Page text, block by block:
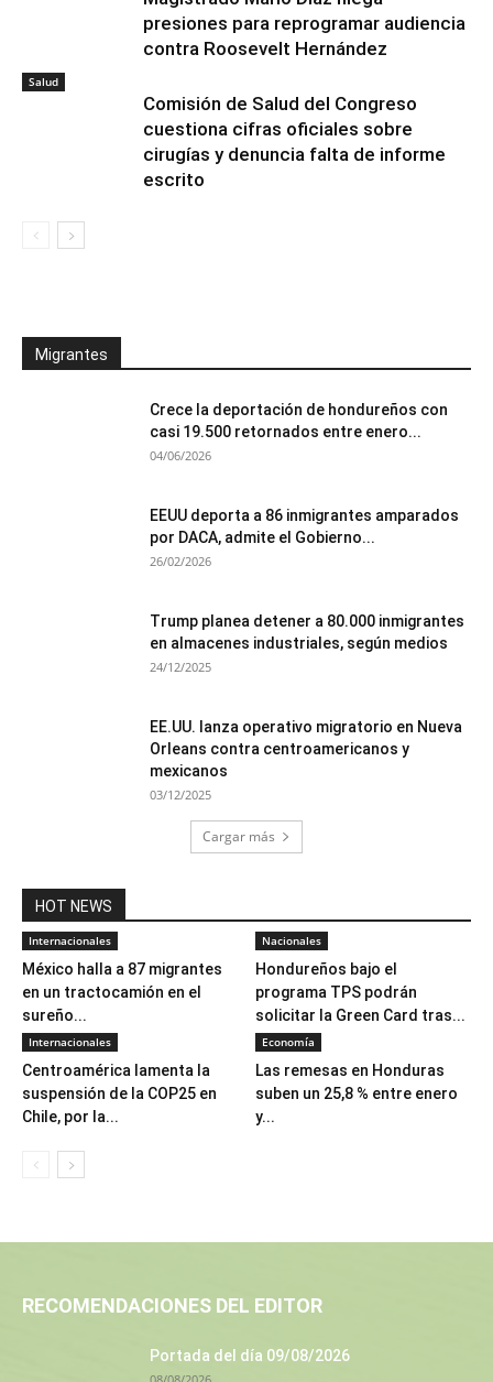
presiones para reprogramar audiencia
contra Roosevelt Hernández
Salud
Comisión de Salud del Congreso
cuestiona cifras oficiales sobre
cirugías y denuncia falta de informe
escrito
Migrantes
Crece la deportación de hondureños con
casi 19.500 retornados entre enero...
04/06/2026
EEUU deporta a 86 inmigrantes amparados
por DACA, admite el Gobierno...
26/02/2026
Trump planea detener a 80.000 inmigrantes
en almacenes industriales, según medios
24/12/2025
EE.UU. lanza operativo migratorio en Nueva
Orleans contra centroamericanos y
mexicanos
03/12/2025
Cargar más
HOT NEWS
Internacionales
México halla a 87 migrantes
en un tractocamión en el
sureño...
Nacionales
Hondureños bajo el
programa TPS podrán
solicitar la Green Card tras...
Internacionales
Centroamérica lamenta la
suspensión de la COP25 en
Chile, por la...
Economía
Las remesas en Honduras
suben un 25,8 % entre enero
y...
RECOMENDACIONES DEL EDITOR
Portada del día 09/08/2026